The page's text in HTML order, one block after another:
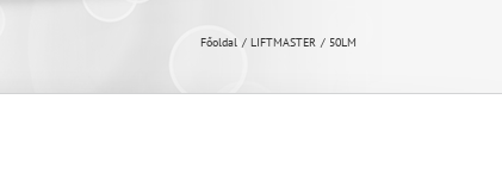
Főoldal LIFTMASTER 50LM